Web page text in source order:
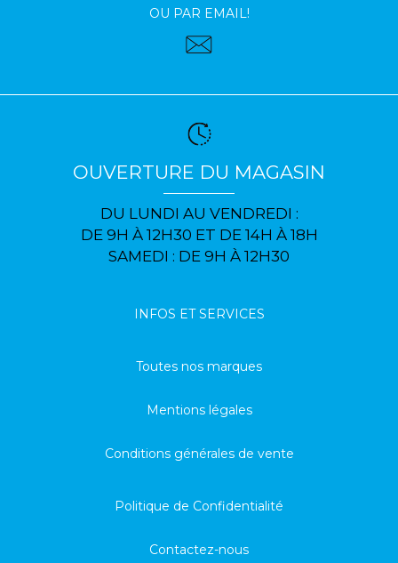
OU PAR EMAIL!
OUVERTURE DU MAGASIN
DU LUNDI AU VENDREDI :
DE 9H À 12H30 ET DE 14H À 18H
SAMEDI : DE 9H À 12H30
INFOS ET SERVICES
Toutes nos marques
Mentions légales
Conditions générales de vente
Politique de Confidentialité
Contactez-nous